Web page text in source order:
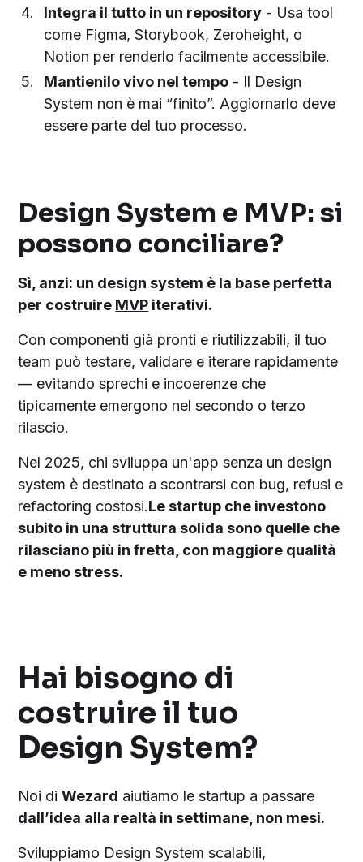
Integra il tutto in un repository - Usa tool
come Figma, Storybook, Zeroheight, o
Notion per renderlo facilmente accessibile.
Mantienilo vivo nel tempo - Il Design
System non è mai “finito”. Aggiornarlo deve
essere parte del tuo processo.
Design System e MVP: si
possono conciliare?
Sì, anzi: un design system è la base perfetta
per costruire MVP iterativi.
Con componenti già pronti e riutilizzabili, il tuo
team può testare, validare e iterare rapidamente
— evitando sprechi e incoerenze che
tipicamente emergono nel secondo o terzo
rilascio.
Nel 2025, chi sviluppa un'app senza un design
system è destinato a scontrarsi con bug, refusi e
refactoring costosi.Le startup che investono
subito in una struttura solida sono quelle che
rilasciano più in fretta, con maggiore qualità
e meno stress.
Hai bisogno di
costruire il tuo
Design System?
Noi diWezard aiutiamo le startup a passare
dall’idea alla realtà in settimane, non mesi.
Sviluppiamo Design System scalabili,